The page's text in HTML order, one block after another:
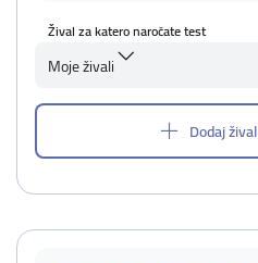
Žival za katero naročate test
Moje živali
Dodaj žival